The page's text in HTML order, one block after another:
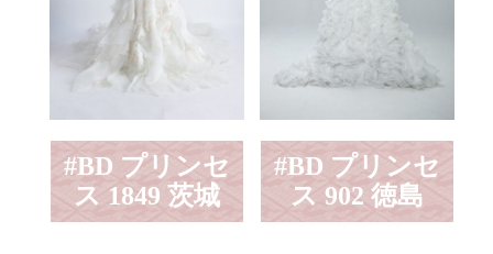
#BD プリンセ
ス 1849 茨城
#BD プリンセ
ス 902 徳島